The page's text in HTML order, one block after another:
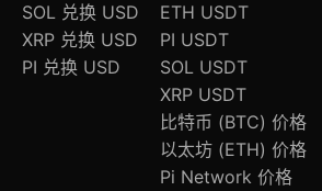
SOL 兑换 USD
XRP 兑换 USD
PI 兑换 USD
ETH USDT
PI USDT
SOL USDT
XRP USDT
比特币 (BTC) 价格
以太坊 (ETH) 价格
Pi Network 价格